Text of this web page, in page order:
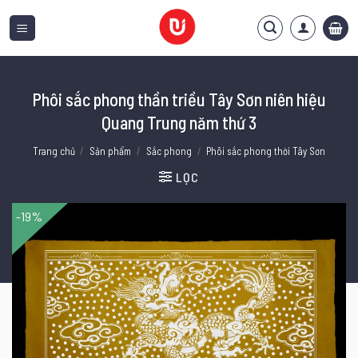
qua
Phôi sắc phong thần triều Tây Sơn niên hiệu
Quang Trung năm thứ 3
Trang chủ / Sản phẩm / Sắc phong / Phôi sắc phong thời Tây Sơn
LỌC
-19%